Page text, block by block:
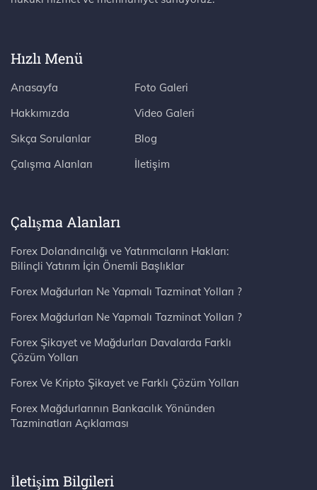
Hızlı Menü
Anasayfa
Hakkımızda
Sıkça Sorulanlar
Çalışma Alanları
Foto Galeri
Video Galeri
Blog
İletişim
Çalışma Alanları
Forex Dolandırıcılığı ve Yatırımcıların Hakları:
Bilinçli Yatırım İçin Önemli Başlıklar
Forex Mağdurları Ne Yapmalı Tazminat Yolları ?
Forex Mağdurları Ne Yapmalı Tazminat Yolları ?
Forex Şikayet ve Mağdurları Davalarda Farklı
Çözüm Yolları
Forex Ve Kripto Şikayet ve Farklı Çözüm Yolları
Forex Mağdurlarının Bankacılık Yönünden
Tazminatları Açıklaması
İletişim Bilgileri